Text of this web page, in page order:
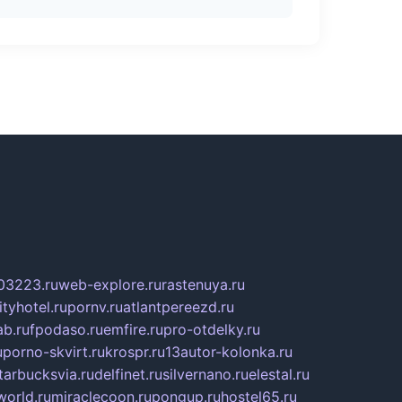
web-explore.rurastenuya.ru
pornv.ruatlantpereezd.ru
fpodaso.ruemfire.rupro-otdelky.ru
porno-skvirt.rukrospr.ru13autor-kolonka.ru
delfinet.rusilvernano.ruelestal.ru
miraclecoon.rupongup.ruhostel65.ru